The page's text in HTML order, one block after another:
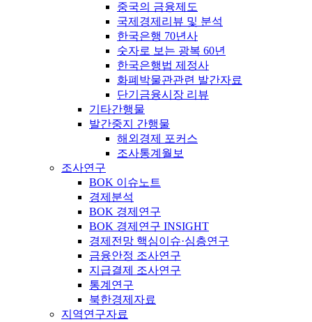
중국의 금융제도
국제경제리뷰 및 분석
한국은행 70년사
숫자로 보는 광복 60년
한국은행법 제정사
화폐박물관관련 발간자료
단기금융시장 리뷰
기타간행물
발간중지 간행물
해외경제 포커스
조사통계월보
조사연구
BOK 이슈노트
경제분석
BOK 경제연구
BOK 경제연구 INSIGHT
경제전망 핵심이슈·심층연구
금융안정 조사연구
지급결제 조사연구
통계연구
북한경제자료
지역연구자료